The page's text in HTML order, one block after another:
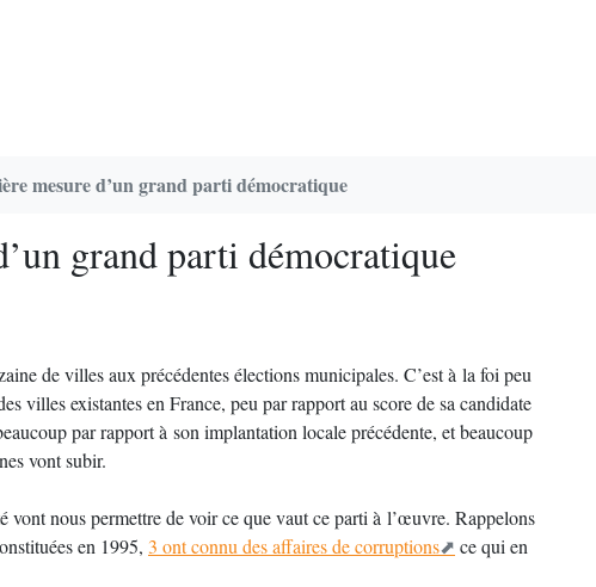
mesure d’un grand parti démocratique
grand parti démocratique
de villes aux précédentes élections municipales. C’est à la foi peu
villes existantes en France, peu par rapport au score de sa candidate
par rapport à son implantation locale précédente, et beaucoup
vont subir.
vont nous permettre de voir ce que vaut ce parti à l’œuvre. Rappelons
en 1995, 3 ont connu des affaires de corruptions
ce qui en